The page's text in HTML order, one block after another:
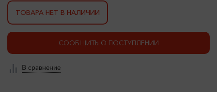
ТОВАРА НЕТ В НАЛИЧИИ
СООБЩИТЬ О ПОСТУПЛЕНИИ
В сравнение